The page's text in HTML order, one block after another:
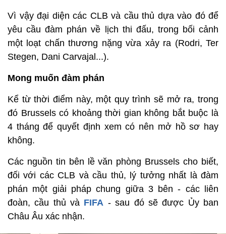
Vì vậy đại diện các CLB và cầu thủ dựa vào đó để
yêu cầu đàm phán về lịch thi đấu, trong bối cảnh
một loạt chấn thương nặng vừa xảy ra (Rodri, Ter
Stegen, Dani Carvajal...).
Mong muốn đàm phán
Kể từ thời điểm này, một quy trình sẽ mở ra, trong
đó Brussels có khoảng thời gian không bắt buộc là
4 tháng để quyết định xem có nên mở hồ sơ hay
không.
Các nguồn tin bên lề văn phòng Brussels cho biết,
đối với các CLB và cầu thủ, lý tưởng nhất là đàm
phán một giải pháp chung giữa 3 bên - các liên
đoàn, cầu thủ và FIFA - sau đó sẽ được Ủy ban
Châu Âu xác nhận.